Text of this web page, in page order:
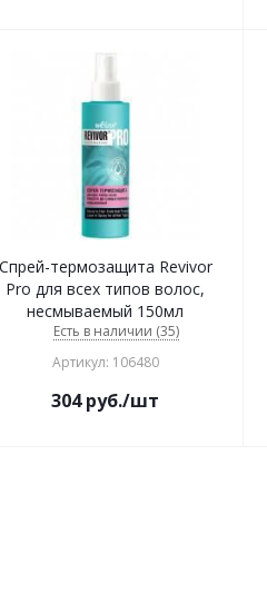
Спрей-термозащита Revivor
Pro для всех типов волос,
несмываемый 150мл
Есть в наличии (35)
Артикул: 106480
304руб./шт